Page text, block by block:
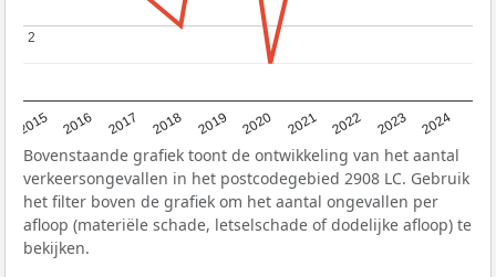
2015 2016 2017 2018 2019 2020 2021 2022 2023 2024
2
2
Bovenstaande grafiek toont de ontwikkeling van het aantal
verkeersongevallen in het postcodegebied 2908 LC. Gebruik
het filter boven de grafiek om het aantal ongevallen per
afloop (materiële schade, letselschade of dodelijke afloop) te
bekijken.